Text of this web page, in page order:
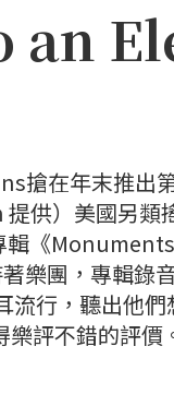
搶在年末推出
供）美國另
《
樂團，專輯錄
行，聽出他
評不錯的評